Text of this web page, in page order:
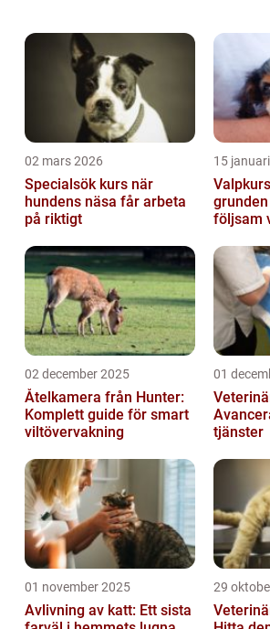
av fåglar som inte finns någon
världe...
02 mars 2026
Specialsök kurs när
hundens näsa får arbeta
på riktigt
15
följsam
02 december 2025
Åtelkamera från Hunter:
Komplett guide för smart
viltövervakning
01
tjänster
01 november 2025
Avlivning av katt: Ett sista
29